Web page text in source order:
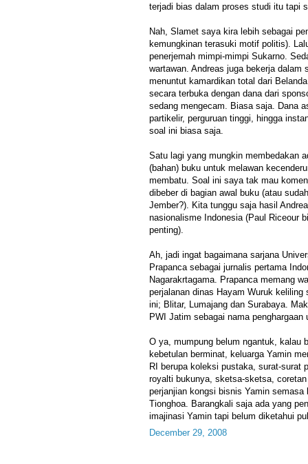
terjadi bias dalam proses studi itu tapi
Nah, Slamet saya kira lebih sebagai
kemungkinan terasuki motif politis).
penerjemah mimpi-mimpi Sukarno.
wartawan. Andreas juga bekerja dalam
menuntut kamardikan total dari
secara terbuka dengan dana dari
sedang mengecam. Biasa saja. Dana
partikelir, perguruan tinggi, hingga
soal ini biasa saja.
Satu lagi yang mungkin membedakan
(bahan) buku untuk melawan
membatu. Soal ini saya tak mau
dibeber di bagian awal buku (atau
Jember?). Kita tunggu saja hasil
nasionalisme Indonesia (Paul Riceour
penting).
Ah, jadi ingat bagaimana sarjana
Prapanca sebagai jurnalis pertama
Nagarakrtagama. Prapanca memang
perjalanan dinas Hayam Wuruk
ini; Blitar, Lumajang dan Surabaya.
PWI Jatim sebagai nama
O ya, mumpung belum ngantuk, kalau
kebetulan berminat, keluarga Yamin
RI berupa koleksi pustaka, surat-surat
royalti bukunya, sketsa-sketsa,
perjanjian kongsi bisnis Yamin semasa
Tionghoa. Barangkali saja ada yang
imajinasi Yamin tapi belum diketahui
December 29, 2008